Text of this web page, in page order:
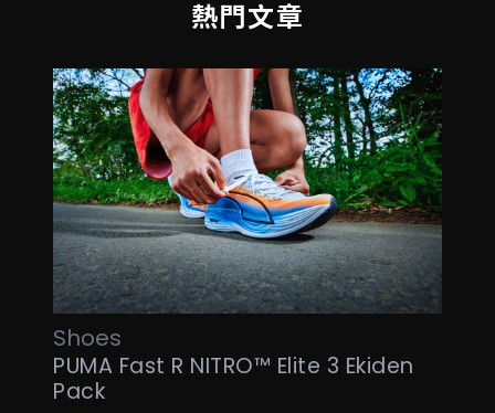
熱門文章
Shoes
PUMA Fast R NITRO™ Elite 3 Ekiden
Pack